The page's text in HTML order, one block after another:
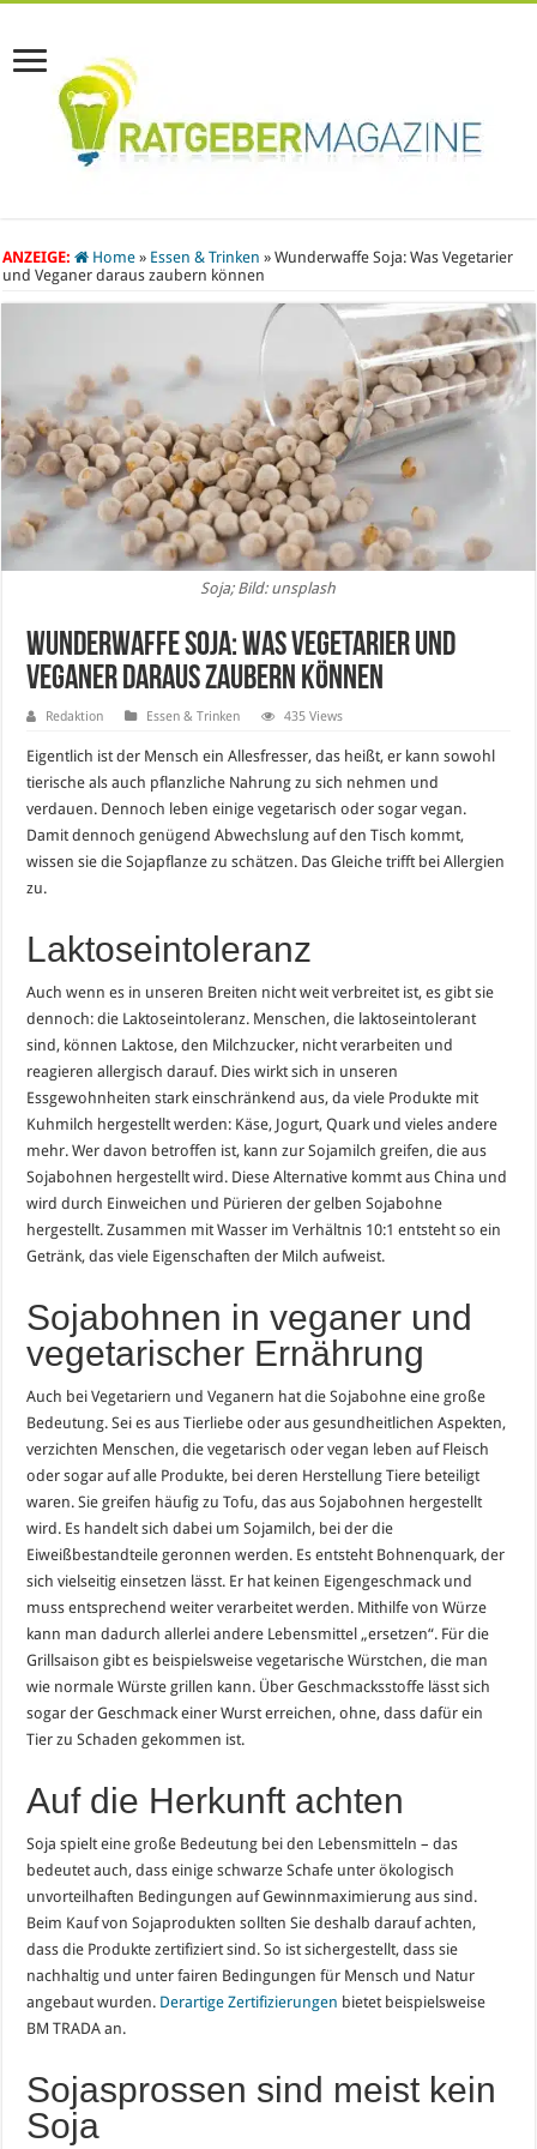
ANZEIGE: Home » Essen & Trinken » Wunderwaffe Soja: Was Vegetarier
und Veganer daraus zaubern können
Soja; Bild: unsplash
Wunderwaffe Soja: Was Vegetarier und
Veganer daraus zaubern können
Redaktion Essen & Trinken 435 Views
Eigentlich ist der Mensch ein Allesfresser, das heißt, er kann sowohl
tierische als auch pflanzliche Nahrung zu sich nehmen und
verdauen. Dennoch leben einige vegetarisch oder sogar vegan.
Damit dennoch genügend Abwechslung auf den Tisch kommt,
wissen sie die Sojapflanze zu schätzen. Das Gleiche trifft bei Allergien
zu.
Laktoseintoleranz
Auch wenn es in unseren Breiten nicht weit verbreitet ist, es gibt sie
dennoch: die Laktoseintoleranz. Menschen, die laktoseintolerant
sind, können Laktose, den Milchzucker, nicht verarbeiten und
reagieren allergisch darauf. Dies wirkt sich in unseren
Essgewohnheiten stark einschränkend aus, da viele Produkte mit
Kuhmilch hergestellt werden: Käse, Jogurt, Quark und vieles andere
mehr. Wer davon betroffen ist, kann zur Sojamilch greifen, die aus
Sojabohnen hergestellt wird. Diese Alternative kommt aus China und
wird durch Einweichen und Pürieren der gelben Sojabohne
hergestellt. Zusammen mit Wasser im Verhältnis 10:1 entsteht so ein
Getränk, das viele Eigenschaften der Milch aufweist.
Sojabohnen in veganer und
vegetarischer Ernährung
Auch bei Vegetariern und Veganern hat die Sojabohne eine große
Bedeutung. Sei es aus Tierliebe oder aus gesundheitlichen Aspekten,
verzichten Menschen, die vegetarisch oder vegan leben auf Fleisch
oder sogar auf alle Produkte, bei deren Herstellung Tiere beteiligt
waren. Sie greifen häufig zu Tofu, das aus Sojabohnen hergestellt
wird. Es handelt sich dabei um Sojamilch, bei der die
Eiweißbestandteile geronnen werden. Es entsteht Bohnenquark, der
sich vielseitig einsetzen lässt. Er hat keinen Eigengeschmack und
muss entsprechend weiter verarbeitet werden. Mithilfe von Würze
kann man dadurch allerlei andere Lebensmittel „ersetzen“. Für die
Grillsaison gibt es beispielsweise vegetarische Würstchen, die man
wie normale Würste grillen kann. Über Geschmacksstoffe lässt sich
sogar der Geschmack einer Wurst erreichen, ohne, dass dafür ein
Tier zu Schaden gekommen ist.
Auf die Herkunft achten
Soja spielt eine große Bedeutung bei den Lebensmitteln – das
bedeutet auch, dass einige schwarze Schafe unter ökologisch
unvorteilhaften Bedingungen auf Gewinnmaximierung aus sind.
Beim Kauf von Sojaprodukten sollten Sie deshalb darauf achten,
dass die Produkte zertifiziert sind. So ist sichergestellt, dass sie
nachhaltig und unter fairen Bedingungen für Mensch und Natur
angebaut wurden. Derartige Zertifizierungen bietet beispielsweise
BM TRADA an.
Sojasprossen sind meist kein
Soja